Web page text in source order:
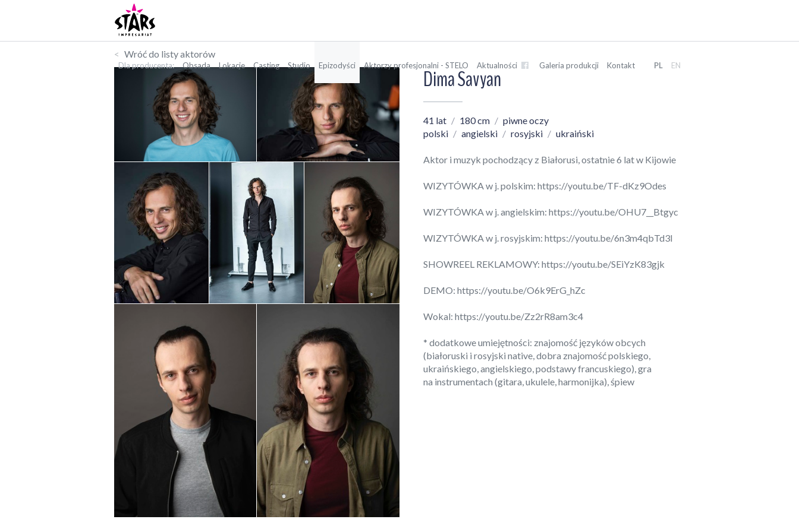
Dla producenta Obsada Lokacje Casting Studio Epizodyści Aktorzy profesjonalni - STELO Aktualności Galeria produkcji Kontakt PL EN
Wróć do listy aktorów
Dima Savyan
41 lat 180 cm
piwne oczy
polski
angielski rosyjski ukraiński
Aktor i muzyk pochodzący z Białorusi, ostatnie 6 lat w Kijowie
WIZYTÓWKA w j. polskim: https://youtu.be/TF-dKz9Odes
WIZYTÓWKA w j. angielskim: https://youtu.be/OHU7__Btgyc
WIZYTÓWKA w j. rosyjskim: https://youtu.be/6n3m4qbTd3I
SHOWREEL REKLAMOWY: https://youtu.be/SEiYzK83gjk
DEMO: https://youtu.be/O6k9ErG_hZc
Wokal: https://youtu.be/Zz2rR8am3c4
* dodatkowe umiejętności: znajomość języków obcych
(białoruski i rosyjski native, dobra znajomość polskiego,
ukraińskiego, angielskiego, podstawy francuskiego), gra
na instrumentach (gitara, ukulele, harmonijka), śpiew